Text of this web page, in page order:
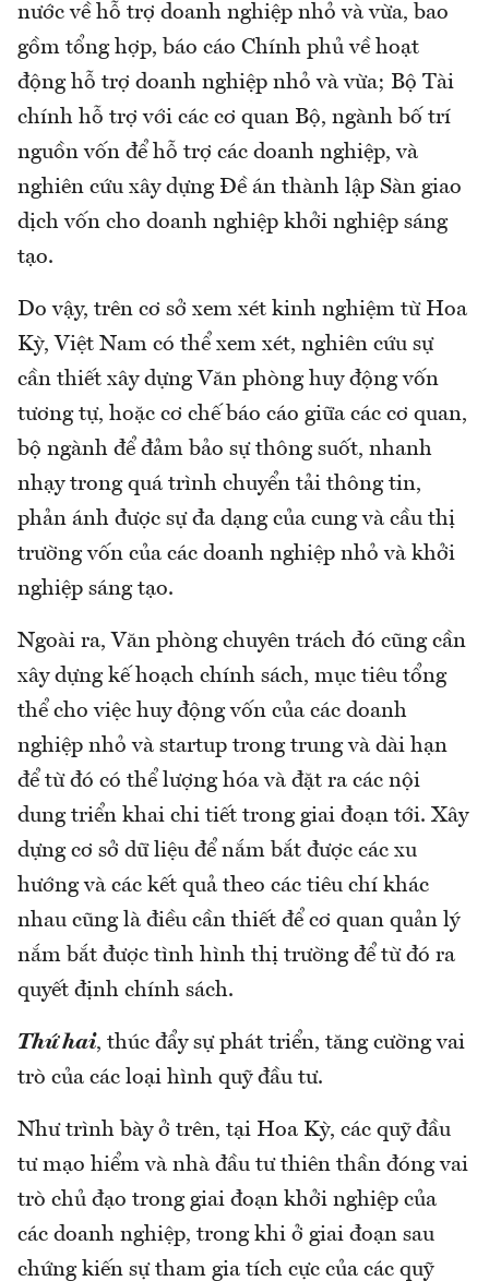
nước về hỗ trợ doanh nghiệp nhỏ và vừa, bao
gồm tổng hợp, báo cáo Chính phủ về hoạt
động hỗ trợ doanh nghiệp nhỏ và vừa; Bộ Tài
chính hỗ trợ với các cơ quan Bộ, ngành bố trí
nguồn vốn để hỗ trợ các doanh nghiệp, và
nghiên cứu xây dựng Đề án thành lập Sàn giao
dịch vốn cho doanh nghiệp khởi nghiệp sáng
tạo.
Do vậy, trên cơ sở xem xét kinh nghiệm từ Hoa
Kỳ, Việt Nam có thể xem xét, nghiên cứu sự
cần thiết xây dựng Văn phòng huy động vốn
tương tự, hoặc cơ chế báo cáo giữa các cơ quan,
bộ ngành để đảm bảo sự thông suốt, nhanh
nhạy trong quá trình chuyển tải thông tin,
phản ánh được sự đa dạng của cung và cầu thị
trường vốn của các doanh nghiệp nhỏ và khởi
nghiệp sáng tạo.
Ngoài ra, Văn phòng chuyên trách đó cũng cần
xây dựng kế hoạch chính sách, mục tiêu tổng
thể cho việc huy động vốn của các doanh
nghiệp nhỏ và startup trong trung và dài hạn
để từ đó có thể lượng hóa và đặt ra các nội
dung triển khai chi tiết trong giai đoạn tới. Xây
dựng cơ sở dữ liệu để nắm bắt được các xu
hướng và các kết quả theo các tiêu chí khác
nhau cũng là điều cần thiết để cơ quan quản lý
nắm bắt được tình hình thị trường để từ đó ra
quyết định chính sách.
Thứ hai, thúc đẩy sự phát triển, tăng cường vai
trò của các loại hình quỹ đầu tư.
Như trình bày ở trên, tại Hoa Kỳ, các quỹ đầu
tư mạo hiểm và nhà đầu tư thiên thần đóng vai
trò chủ đạo trong giai đoạn khởi nghiệp của
các doanh nghiệp, trong khi ở giai đoạn sau
chứng kiến sự tham gia tích cực của các quỹ